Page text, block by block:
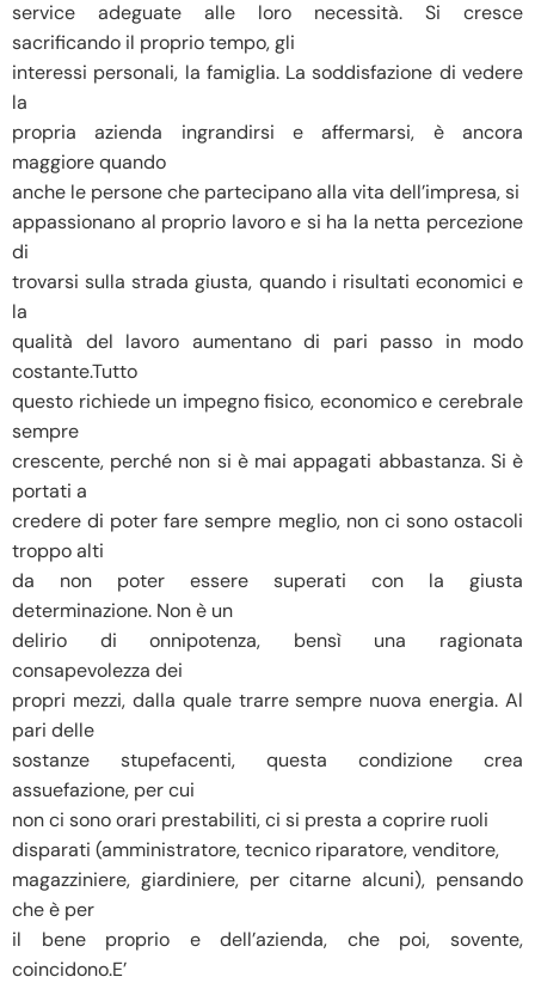
service adeguate alle loro necessità. Si cresce
sacrificando il proprio tempo, gli
interessi personali, la famiglia. La soddisfazione di vedere
la
propria azienda ingrandirsi e affermarsi, è ancora
maggiore quando
anche le persone che partecipano alla vita dell’impresa, si
appassionano al proprio lavoro e si ha la netta percezione
di
trovarsi sulla strada giusta, quando i risultati economici e
la
qualità del lavoro aumentano di pari passo in modo
costante.Tutto
questo richiede un impegno fisico, economico e cerebrale
sempre
crescente, perché non si è mai appagati abbastanza. Si è
portati a
credere di poter fare sempre meglio, non ci sono ostacoli
troppo alti
da non poter essere superati con la giusta
determinazione. Non è un
delirio di onnipotenza, bensì una ragionata
consapevolezza dei
propri mezzi, dalla quale trarre sempre nuova energia. Al
pari delle
sostanze stupefacenti, questa condizione crea
assuefazione, per cui
non ci sono orari prestabiliti, ci si presta a coprire ruoli
disparati (amministratore, tecnico riparatore, venditore,
magazziniere, giardiniere, per citarne alcuni), pensando
che è per
il bene proprio e dell’azienda, che poi, sovente,
coincidono.E’